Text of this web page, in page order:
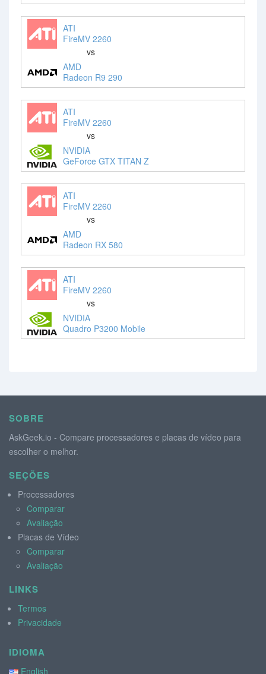
ATI
FireMV 2260
vs
AMD
Radeon R9 290
ATI
FireMV 2260
vs
NVIDIA
GeForce GTX TITAN Z
ATI
FireMV 2260
vs
AMD
Radeon RX 580
ATI
FireMV 2260
vs
NVIDIA
Quadro P3200 Mobile
SOBRE
AskGeek.io - Compare processadores e placas de vídeo para
escolher o melhor.
SEÇÕES
Processadores
Comparar
Avaliação
Placas de Vídeo
Comparar
Avaliação
LINKS
Termos
Privacidade
IDIOMA
English